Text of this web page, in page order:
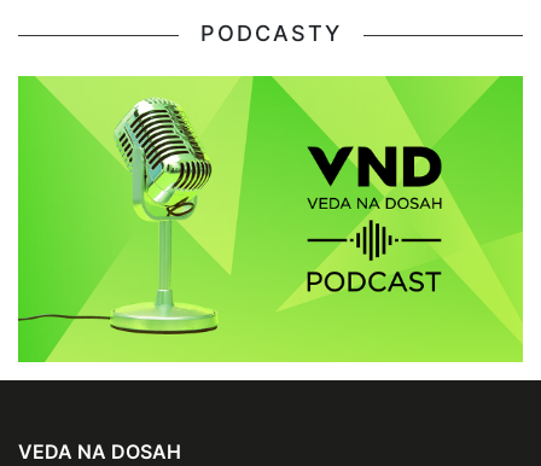
PODCASTY
VEDA NA DOSAH